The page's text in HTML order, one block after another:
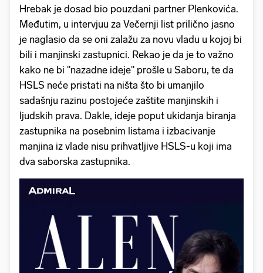
Hrebak je dosad bio pouzdani partner Plenkovića.
Međutim, u intervjuu za Večernji list prilično jasno
je naglasio da se oni zalažu za novu vladu u kojoj bi
bili i manjinski zastupnici. Rekao je da je to važno
kako ne bi "nazadne ideje" prošle u Saboru, te da
HSLS neće pristati na ništa što bi umanjilo
sadašnju razinu postojeće zaštite manjinskih i
ljudskih prava. Dakle, ideje poput ukidanja biranja
zastupnika na posebnim listama i izbacivanje
manjina iz vlade nisu prihvatljive HSLS-u koji ima
dva saborska zastupnika.